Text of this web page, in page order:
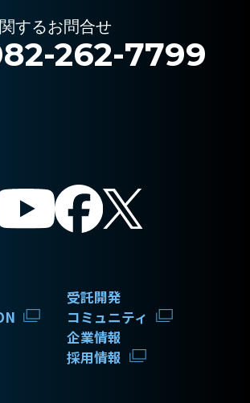
するお問合せ
262-7799
受託開発
コミュニティ
企業情報
採用情報